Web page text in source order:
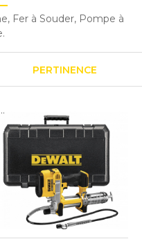
Fer à Souder, Pompe à
PERTINENCE
..